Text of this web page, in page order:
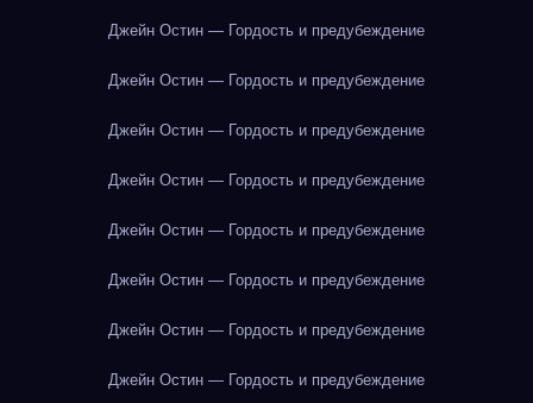
Джейн Остин — Гордость и предубеждение
Джейн Остин — Гордость и предубеждение
Джейн Остин — Гордость и предубеждение
Джейн Остин — Гордость и предубеждение
Джейн Остин — Гордость и предубеждение
Джейн Остин — Гордость и предубеждение
Джейн Остин — Гордость и предубеждение
Джейн Остин — Гордость и предубеждение